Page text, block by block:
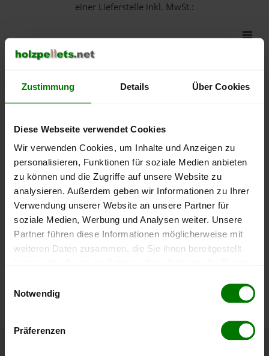
Zustimmung Details Über Cookies
Diese Webseite verwendet Cookies
Wir verwenden Cookies, um Inhalte und Anzeigen zu
personalisieren, Funktionen für soziale Medien anbieten
zu können und die Zugriffe auf unsere Website zu
analysieren. Außerdem geben wir Informationen zu Ihrer
Verwendung unserer Website an unsere Partner für
soziale Medien, Werbung und Analysen weiter. Unsere
Partner führen diese Informationen möglicherweise mit
weiteren Daten zusammen, die Sie ihnen bereitgestellt
Notwendig
Präferenzen
einer Lieferstelle inkl. MwSt.:
lose Ware Sackware
September
Januar
Mai
250 €
300 €
350 €
400 €
-Seite